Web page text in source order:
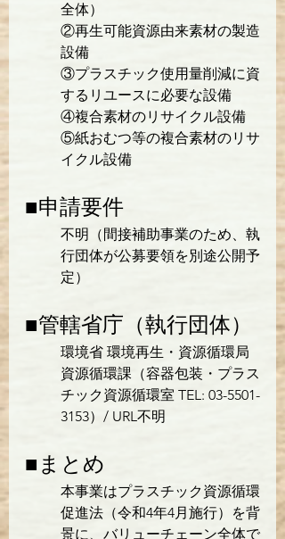
全体）
②再生可能資源由来素材の製造
設備
③プラスチック使用量削減に資
するリユースに必要な設備
④複合素材のリサイクル設備
⑤紙おむつ等の複合素材のリサ
イクル設備
■申請要件
不明（間接補助事業のため、執
行団体が公募要領を別途公開予
定）
■管轄省庁（執行団体）
環境省 環境再生・資源循環局
資源循環課（容器包装・プラス
チック資源循環室 TEL: 03-5501-
3153）/ URL不明
■まとめ
本事業はプラスチック資源循環
促進法（令和4年4月施行）を背
景に、バリューチェーン全体で